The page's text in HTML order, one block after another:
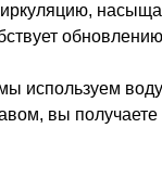
используем
вы